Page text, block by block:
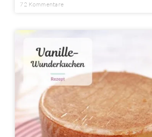
72 Kommentare